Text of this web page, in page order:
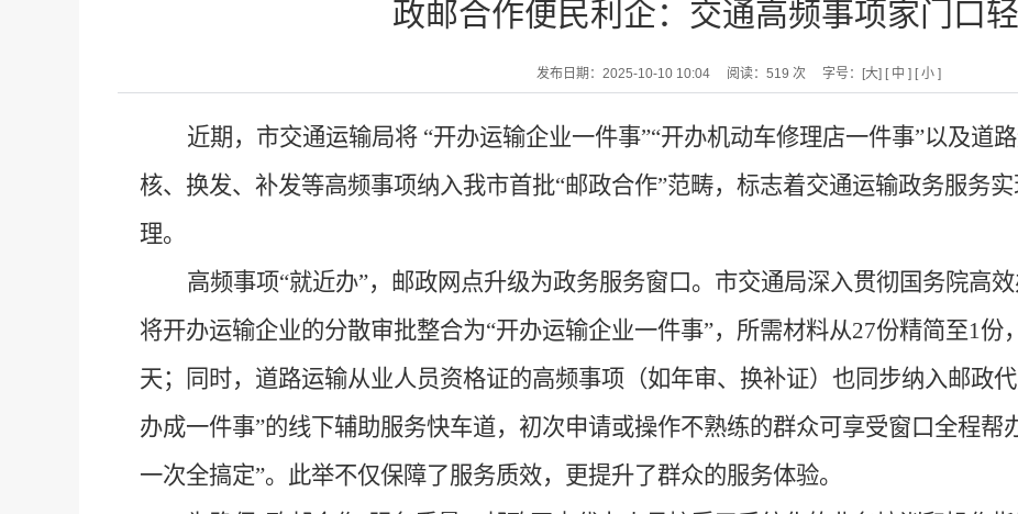
政邮合作便民利企：交通高频事项家门口
发布日期：2025-10-10 10:04 阅读： 519 次 字号： [大] [ 中 ] [ 小 ]
近期，市交通运输局将 “开办运输企业一件事”“开办机动车修理店一件事”以及道
核、换发、补发等高频事项纳入我市首批“邮政合作”范畴，标志着交通运输政务服务
理。
高频事项“就近办”，邮政网点升级为政务服务窗口。市交通局深入贯彻国务院高
将开办运输企业的分散审批整合为“开办运输企业一件事”，所需材料从27份精简至1份
天；同时，道路运输从业人员资格证的高频事项（如年审、换补证）也同步纳入邮政
办成一件事”的线下辅助服务快车道，初次申请或操作不熟练的群众可享受窗口全程帮
一次全搞定”。此举不仅保障了服务质效，更提升了群众的服务体验。